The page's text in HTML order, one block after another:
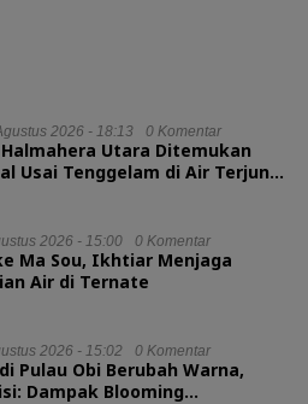
2026 - 18:13 0 Komentar
Utara Ditemukan
Usai Tenggelam di Air Terjun
2026 - 15:00 0 Komentar
Ma Sou, Ikhtiar Menjaga
Air di Ternate
2026 - 15:02 0 Komentar
Pulau Obi Berubah Warna,
Dampak Blooming